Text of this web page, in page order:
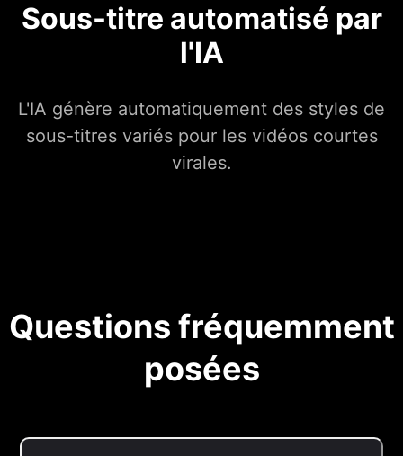
Sous-titre automatisé par
l'IA
L'IA génère automatiquement des styles de
sous-titres variés pour les vidéos courtes
virales.
Questions fréquemment
posées